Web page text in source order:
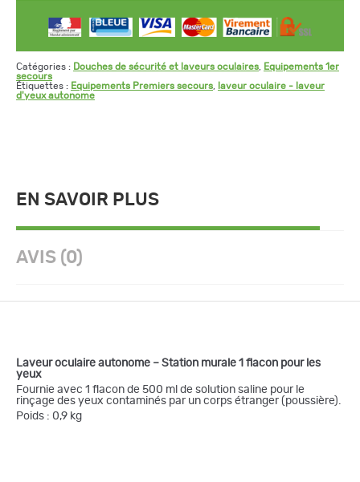
Catégories : Douches de sécurité et laveurs oculaires
Equipements 1er
secours
Étiquettes : Equipements Premiers secours
laveur oculaire - laveur
d'yeux autonome
EN SAVOIR PLUS
AVIS (0)
Laveur oculaire autonome – Station murale 1 flacon pour les
yeux
Fournie avec 1 flacon de 500 ml de solution saline pour le
rinçage des yeux contaminés par un corps étranger (poussière).
Poids : 0,9 kg